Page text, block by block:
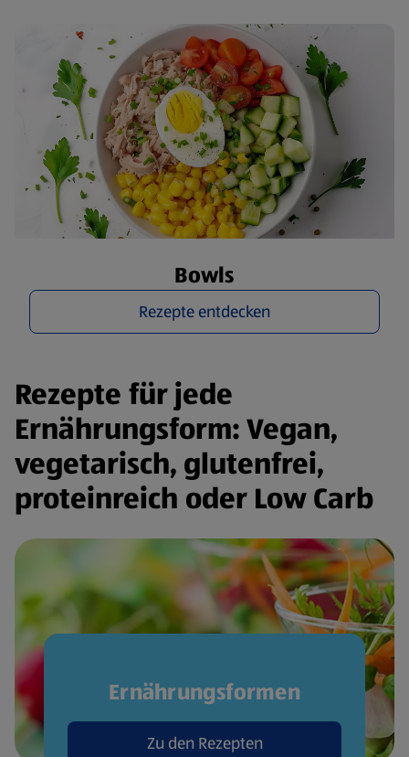
Bowls
Rezepte entdecken
Rezepte für jede
Ernährungsform: Vegan,
vegetarisch, glutenfrei,
proteinreich oder Low Carb
Ernährungsformen
Zu den Rezepten